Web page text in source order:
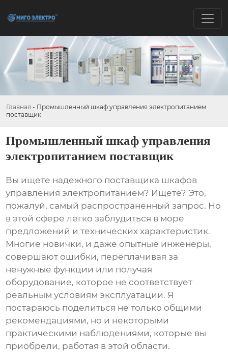
Главная - Промышленный шкаф управления электропитанием
поставщик
Промышленный шкаф управления
электропитанием поставщик
Вы ищете надежного поставщика шкафов
управления электропитанием? Ищете? Это,
пожалуй, самый распространенный запрос. Но
в этой сфере легко заблудиться в море
предложений и технических характеристик.
Многие новички, и даже опытные инженеры,
совершают ошибки, переплачивая за
ненужные функции или получая
оборудование, которое не соответствует
реальным условиям эксплуатации. Я
постараюсь поделиться не только общими
рекомендациями, но и некоторыми
практическими наблюдениями, которые вы
приобрели, работая в этой области.